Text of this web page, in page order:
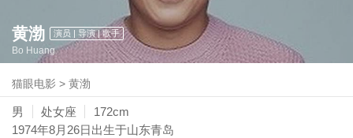
黄渤 演员 | 导演 | 歌手
Bo Huang
猫眼电影 >黄渤
男 处女座
172cm
1974年8月26日 出生于山东青岛